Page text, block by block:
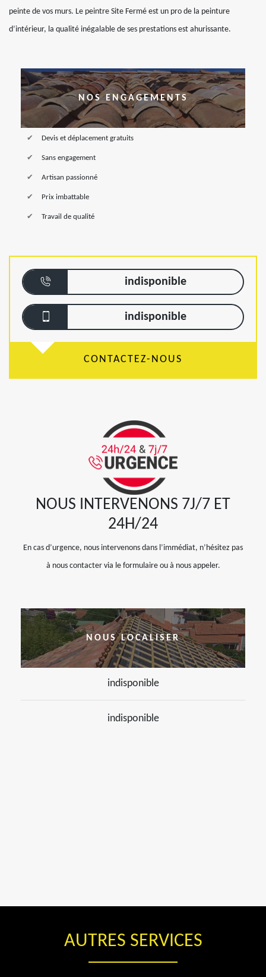
peinte de vos murs. Le peintre Site Fermé est un pro de la peinture
d’intérieur, la qualité inégalable de ses prestations est ahurissante.
NOS ENGAGEMENTS
Devis et déplacement gratuits
Sans engagement
Artisan passionné
Prix imbattable
Travail de qualité
indisponible
indisponible
CONTACTEZ-NOUS
NOUS INTERVENONS 7J/7 ET
24H/24
En cas d’urgence, nous intervenons dans l’immédiat, n’hésitez pas
à nous contacter via le formulaire ou à nous appeler.
NOUS LOCALISER
indisponible
indisponible
AUTRES SERVICES